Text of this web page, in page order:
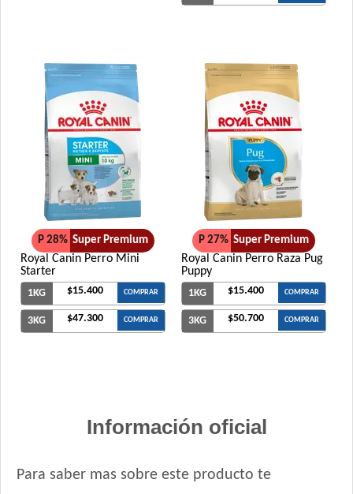
P 28% Super Premium
Royal Canin Perro Mini
Starter
1KG $15.400 COMPRAR
3KG $47.300 COMPRAR
P 27% Super Premium
Royal Canin Perro Raza Pug
Puppy
1KG $15.400 COMPRAR
3KG $50.700 COMPRAR
Información oficial
Para saber mas sobre este producto te